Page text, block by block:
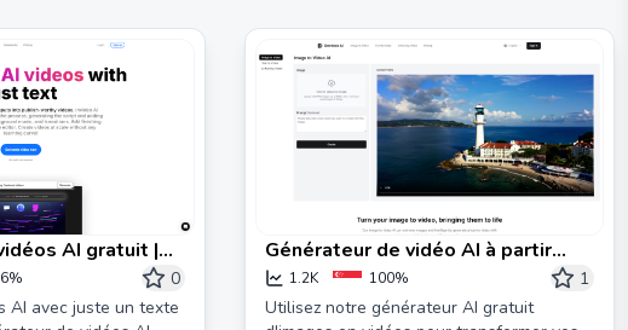
AI gratuit |
0
AI avec juste un texte
Générateur de vidéo AI à partir
d'image : Transformez une photo
en vidéo gratuitement | Dovideo AI
1.2K 100%
1
Utilisez notre générateur AI gratuit